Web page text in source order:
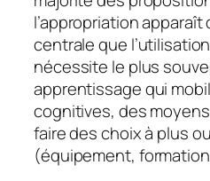
l’appropriation apparaît
centrale que
nécessite le plus
apprentissage qui
cognitives, des
faire des choix à plus
(équipement,